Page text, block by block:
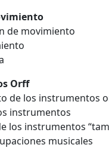
de movimiento
Orff
de los instrumentos
instrumentos
los instrumentos
musicales